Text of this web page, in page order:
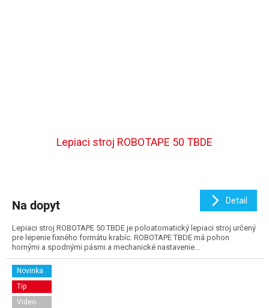
Lepiaci stroj ROBOTAPE 50 TBDE
Na dopyt Detail
Lepiaci stroj ROBOTAPE 50 TBDE je poloatomatický lepiaci stroj určený
pre lepenie fixného formátu krabíc. ROBOTAPE TBDE má pohon
hornými a spodnými pásmi a mechanické nastavenie...
Novinka
Tip
Video